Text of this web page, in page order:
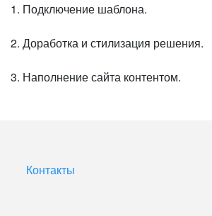
1. Подключение шаблона.
2. Доработка и стилизация решения.
3. Наполнение сайта контентом.
Контакты